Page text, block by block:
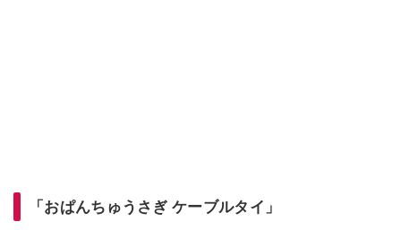
「おぱんちゅうさぎ ケーブルタイ」